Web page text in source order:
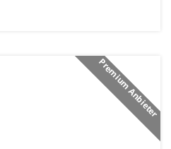
Premium Anbieter